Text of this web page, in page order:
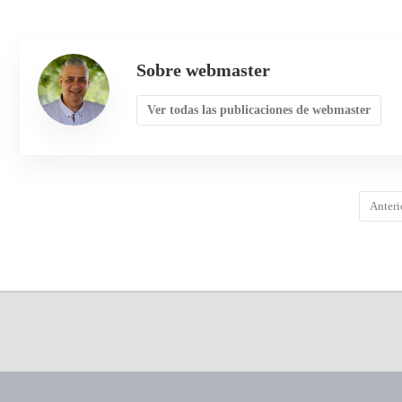
Sobre webmaster
Ver todas las publicaciones de webmaster